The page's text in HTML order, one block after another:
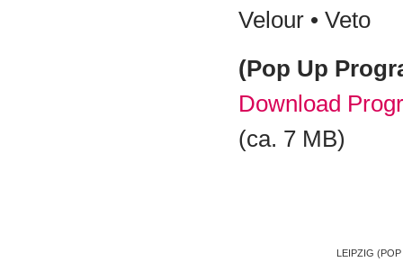
Velour • Veto
(Pop Up
Download
(ca. 7 MB)
LEIPZIG